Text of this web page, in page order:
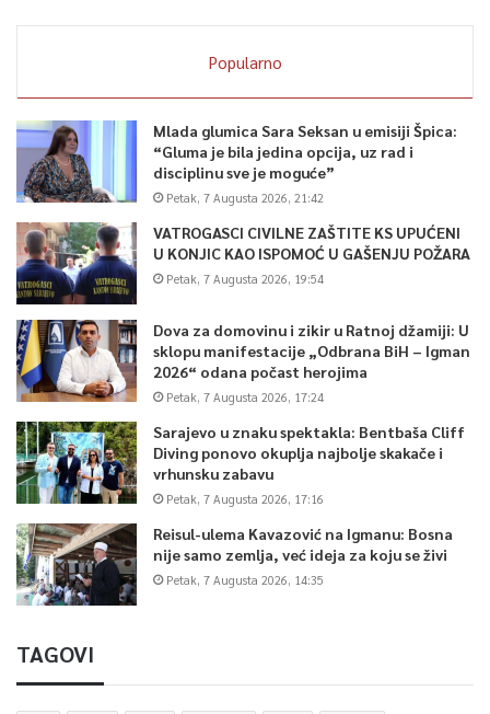
Popularno
Mlada glumica Sara Seksan u emisiji Špica:
“Gluma je bila jedina opcija, uz rad i
disciplinu sve je moguće”
Petak, 7 Augusta 2026, 21:42
VATROGASCI CIVILNE ZAŠTITE KS UPUĆENI
U KONJIC KAO ISPOMOĆ U GAŠENJU POŽARA
Petak, 7 Augusta 2026, 19:54
Dova za domovinu i zikir u Ratnoj džamiji: U
sklopu manifestacije „Odbrana BiH – Igman
2026“ odana počast herojima
Petak, 7 Augusta 2026, 17:24
Sarajevo u znaku spektakla: Bentbaša Cliff
Diving ponovo okuplja najbolje skakače i
vrhunsku zabavu
Petak, 7 Augusta 2026, 17:16
Reisul-ulema Kavazović na Igmanu: Bosna
nije samo zemlja, već ideja za koju se živi
Petak, 7 Augusta 2026, 14:35
TAGOVI